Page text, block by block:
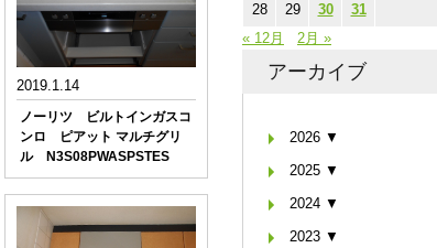
2019.1.14
ノーリツ ビルトインガスコ
ンロ ピアット マルチグリ
ル N3S08PWASPSTES
28 29 30
31
« 12月
2月 »
アーカイブ
2026 ▼
2025 ▼
2024 ▼
2023 ▼